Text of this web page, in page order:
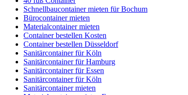
Schnellbaucontainer mieten für Bochum
Bürocontainer mieten
Materialcontainer mieten
Container bestellen Kosten
Container bestellen Düsseldorf
Sanitärcontainer für Köln
Sanitärcontainer für Hamburg
Sanitärcontainer für Essen
Sanitärcontainer für Köln
Sanitärcontainer mieten